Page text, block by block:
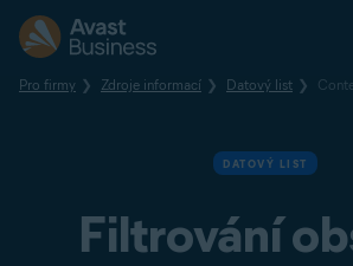
Pro firmy Zdroje informací Datový list
DATOVÝ LIST
Filtrování